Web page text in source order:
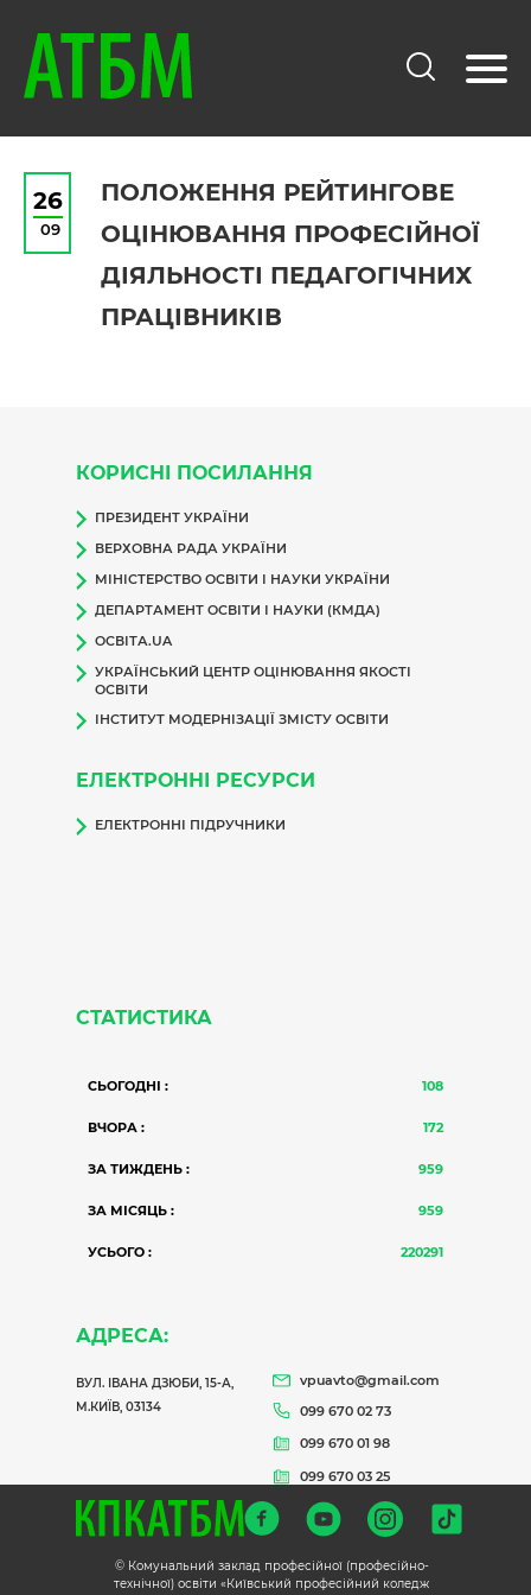
26
09
ПОЛОЖЕННЯ РЕЙТИНГОВЕ
ОЦІНЮВАННЯ ПРОФЕСІЙНОЇ
ДІЯЛЬНОСТІ ПЕДАГОГІЧНИХ
ПРАЦІВНИКІВ
КОРИСНІ ПОСИЛАННЯ
ПРЕЗИДЕНТ УКРАЇНИ
ВЕРХОВНА РАДА УКРАЇНИ
МІНІСТЕРСТВО ОСВІТИ І НАУКИ УКРАЇНИ
ДЕПАРТАМЕНТ ОСВІТИ І НАУКИ (КМДА)
ОСВІТА.UA
УКРАЇНСЬКИЙ ЦЕНТР ОЦІНЮВАННЯ ЯКОСТІ
ОСВІТИ
ІНСТИТУТ МОДЕРНІЗАЦІЇ ЗМІСТУ ОСВІТИ
ЕЛЕКТРОННІ РЕСУРСИ
ЕЛЕКТРОННІ ПІДРУЧНИКИ
СТАТИСТИКА
СЬОГОДНІ : 108
ВЧОРА : 172
ЗА ТИЖДЕНЬ : 959
ЗА МІСЯЦЬ : 959
УСЬОГО : 220291
АДРЕСА:
ВУЛ. ІВАНА ДЗЮБИ, 15-А,
М.КИЇВ, 03134
vpuavto@gmail.com
099 670 02 73
099 670 01 98
099 670 03 25
© Комунальний заклад професійної (професійно-
технічної) освіти «Київський професійний коледж